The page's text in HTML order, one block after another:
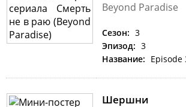
Beyond Paradise
Сезон: 3
Эпизод: 3
Название: Episode
Шершни